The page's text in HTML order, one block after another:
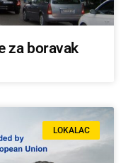
za boravak
LOKALAC